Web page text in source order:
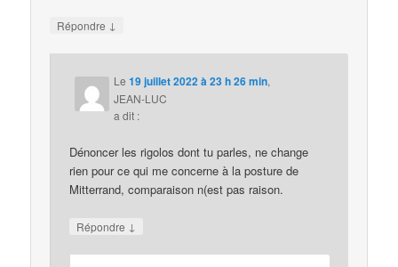
Répondre ↓
Le19 juillet 2022 à 23 h 26 min,
JEAN-LUC
a dit :
Dénoncer les rigolos dont tu parles, ne change
rien pour ce qui me concerne à la posture de
Mitterrand, comparaison n(est pas raison.
Répondre ↓